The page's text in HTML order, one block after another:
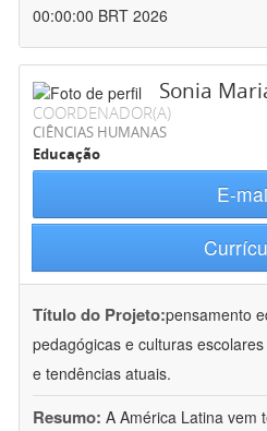
00:00:00 BRT 2026
Sonia
COORDENADOR(A)
CIÊNCIAS HUMANAS
Educação
E-
Título do Projeto:pensamento
pedagógicas e culturas
e tendências atuais.
Resumo: A América Latina vem